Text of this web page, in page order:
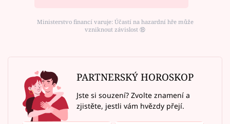
Ministerstvo financí varuje: Účastí na hazardní hře může
vzniknout závislost ⑱
PARTNERSKÝ HOROSKOP
Jste si souzení? Zvolte znamení a
zjistěte, jestli vám hvězdy přejí.